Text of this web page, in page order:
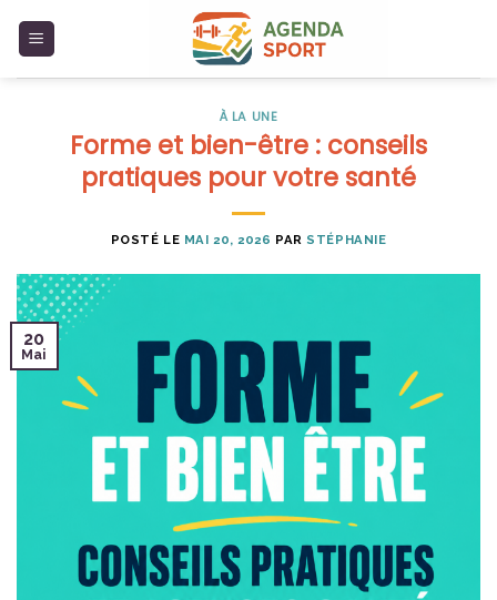
À LA UNE
Forme et bien-être : conseils
pratiques pour votre santé
POSTÉ LE MAI 20, 2026 PAR STÉPHANIE
20
Mai